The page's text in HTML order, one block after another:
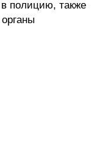
полицию, также